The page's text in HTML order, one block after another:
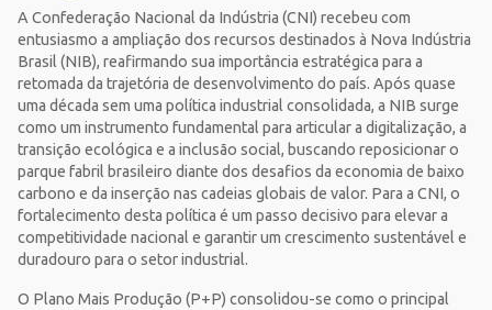
A Confederação Nacional da Indústria (CNI) recebeu com
entusiasmo a ampliação dos recursos destinados à Nova Indústria
Brasil (NIB), reafirmando sua importância estratégica para a
retomada da trajetória de desenvolvimento do país. Após quase
uma década sem uma política industrial consolidada, a NIB surge
como um instrumento fundamental para articular a digitalização, a
transição ecológica e a inclusão social, buscando reposicionar o
parque fabril brasileiro diante dos desafios da economia de baixo
carbono e da inserção nas cadeias globais de valor. Para a CNI, o
fortalecimento desta política é um passo decisivo para elevar a
competitividade nacional e garantir um crescimento sustentável e
duradouro para o setor industrial.
O Plano Mais Produção (P+P) consolidou-se como o principal